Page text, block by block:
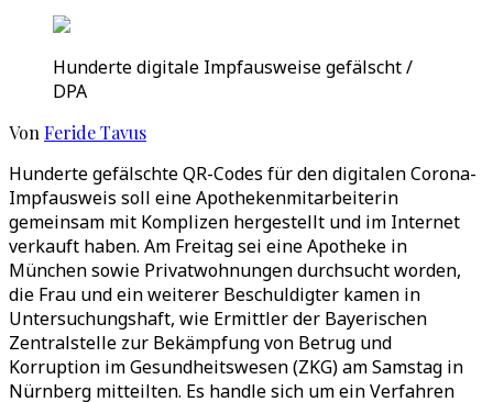
Hunderte digitale Impfausweise gefälscht /
DPA
Von Feride Tavus
Hunderte gefälschte QR-Codes für den digitalen Corona-
Impfausweis soll eine Apothekenmitarbeiterin
gemeinsam mit Komplizen hergestellt und im Internet
verkauft haben. Am Freitag sei eine Apotheke in
München sowie Privatwohnungen durchsucht worden,
die Frau und ein weiterer Beschuldigter kamen in
Untersuchungshaft, wie Ermittler der Bayerischen
Zentralstelle zur Bekämpfung von Betrug und
Korruption im Gesundheitswesen (ZKG) am Samstag in
Nürnberg mitteilten. Es handle sich um ein Verfahren